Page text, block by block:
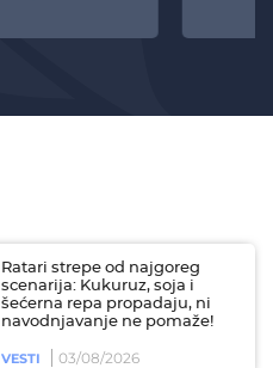
Ratari strepe od najgoreg
scenarija: Kukuruz, soja i
šećerna repa propadaju, ni
navodnjavanje ne pomaže!
VESTI 03/08/2026